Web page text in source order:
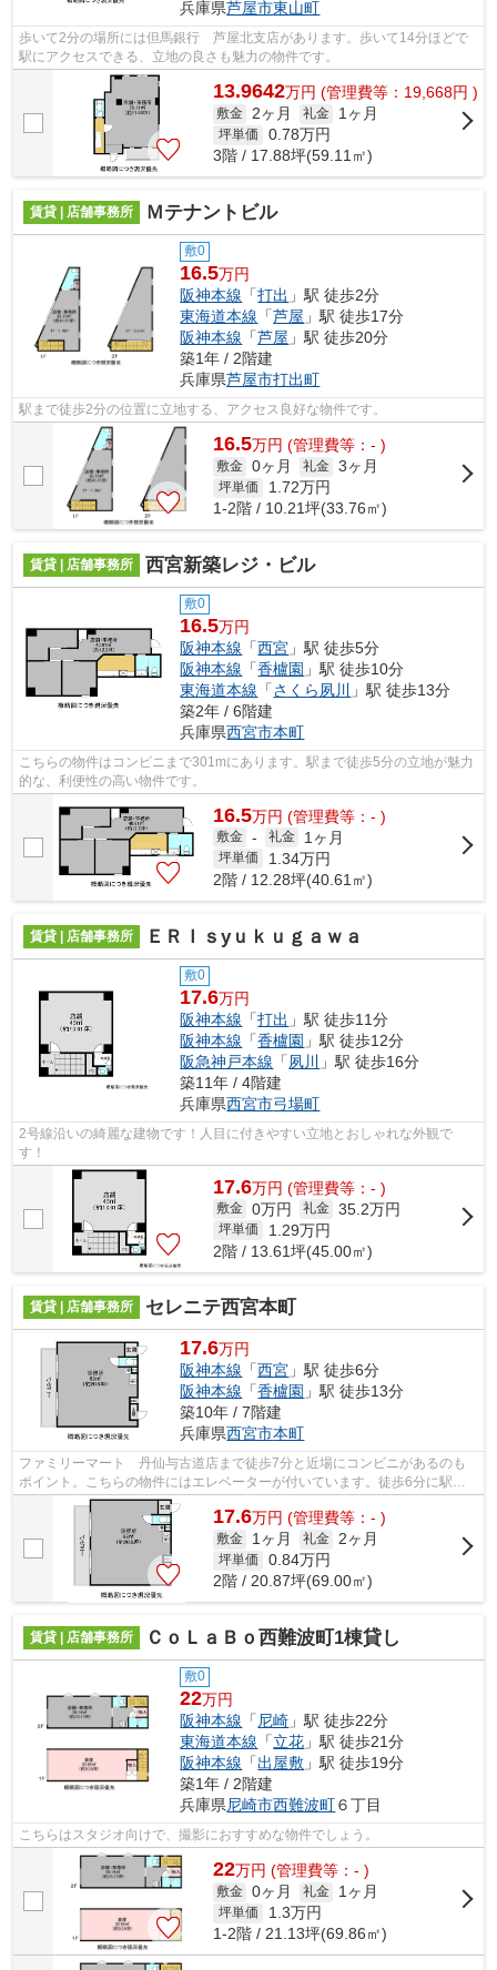
兵庫県芦屋市東山町
歩いて2分の場所には但馬銀行 芦屋北支店があります。歩いて14分ほどで
駅にアクセスできる、立地の良さも魅力の物件です。
13.9642万円 (管理費等：19,668円 )
敷金 2ヶ月 礼金 1ヶ月
坪単価 0.78万円
3階 / 17.88坪(59.11㎡)
賃貸 | 店舗事務所 Ｍテナントビル
敷0
16.5万円
阪神本線 「打出 」駅 徒歩2分
東海道本線 「芦屋 」駅 徒歩17分
阪神本線 「芦屋 」駅 徒歩20分
築1年 / 2階建
兵庫県芦屋市打出町
駅まで徒歩2分の位置に立地する、アクセス良好な物件です。
16.5万円 (管理費等：- )
敷金 0ヶ月 礼金 3ヶ月
坪単価 1.72万円
1-2階 / 10.21坪(33.76㎡)
賃貸 | 店舗事務所 西宮新築レジ・ビル
敷0
16.5万円
阪神本線 「西宮 」駅 徒歩5分
阪神本線 「香櫨園 」駅 徒歩10分
東海道本線 「さくら夙川
」駅 徒歩13分
築2年 / 6階建
兵庫県西宮市本町
こちらの物件はコンビニまで301mにあります。駅まで徒歩5分の立地が魅力
的な、利便性の高い物件です。
16.5万円 (管理費等：- )
敷金 - 礼金 1ヶ月
坪単価 1.34万円
2階 / 12.28坪(40.61㎡)
賃貸 | 店舗事務所 ＥＲＩｓyｕｋｕｇａｗａ
敷0
17.6万円
阪神本線 「打出 」駅 徒歩11分
阪神本線 「香櫨園 」駅 徒歩12分
阪急神戸本線 「夙川
」駅 徒歩16分
築11年 / 4階建
兵庫県西宮市弓場町
2号線沿いの綺麗な建物です！人目に付きやすい立地とおしゃれな外観で
す！
17.6万円 (管理費等：- )
敷金 0万円 礼金 35.2万円
坪単価 1.29万円
2階 / 13.61坪(45.00㎡)
賃貸 | 店舗事務所 セレニテ西宮本町
17.6万円
阪神本線 「西宮 」駅 徒歩6分
阪神本線 「香櫨園 」駅 徒歩13分
築10年 / 7階建
兵庫県西宮市本町
ファミリーマート 丹仙与古道店まで徒歩7分と近場にコンビニがあるのも
ポイント。こちらの物件にはエレベーターが付いています。徒歩6分に駅の
ある、ニーズの高い物件です。
17.6万円 (管理費等：- )
敷金 1ヶ月 礼金 2ヶ月
坪単価 0.84万円
2階 / 20.87坪(69.00㎡)
賃貸 | 店舗事務所 ＣｏＬａＢｏ西難波町1棟貸し
敷0
22万円
阪神本線 「 尼崎 」駅 徒歩22分
東海道本線 「立花 」駅 徒歩21分
阪神本線 「出屋敷 」駅 徒歩19分
築1年 / 2階建
兵庫県尼崎市西難波町６丁目
こちらはスタジオ向けで、撮影におすすめな物件でしょう。
22万円 (管理費等：- )
敷金 0ヶ月 礼金 1ヶ月
坪単価 1.3万円
1-2階 / 21.13坪(69.86㎡)